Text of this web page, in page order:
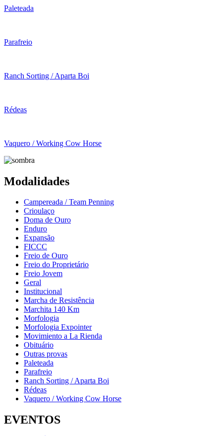
Paleteada
Parafreio
Ranch Sorting / Aparta Boi
Rédeas
Vaquero / Working Cow Horse
Modalidades
Campereada / Team Penning
Crioulaço
Doma de Ouro
Enduro
Expansão
FICCC
Freio de Ouro
Freio do Proprietário
Freio Jovem
Geral
Institucional
Marcha de Resistência
Marchita 140 Km
Morfologia
Morfologia Expointer
Movimiento a La Rienda
Obituário
Outras provas
Paleteada
Parafreio
Ranch Sorting / Aparta Boi
Rédeas
Vaquero / Working Cow Horse
EVENTOS